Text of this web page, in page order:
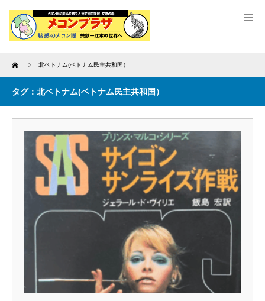
Home 北ベトナム(ベトナム民主共和国）
タグ：北ベトナム(ベトナム民主共和国）